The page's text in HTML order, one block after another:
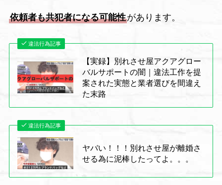
依頼者も共犯者になる可能性があります。
違法行為記事
【実録】別れさせ屋アクアグロー
バルサポートの闇｜違法工作を提
案された実態と業者選びを間違え
た末路
違法行為記事
ヤバい！！！別れさせ屋が離婚さ
せる為に泥棒したってよ。。。